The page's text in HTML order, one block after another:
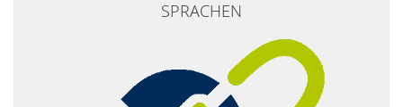
SPRACHEN